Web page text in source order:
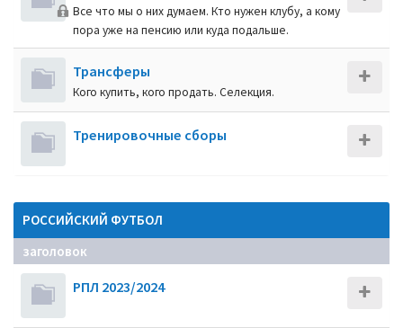
Все что мы о них думаем. Кто нужен клубу, а кому
пора уже на пенсию или куда подальше.
Трансферы
Кого купить, кого продать. Селекция.
Тренировочные сборы
РОССИЙСКИЙ ФУТБОЛ
заголовок
РПЛ 2023/2024